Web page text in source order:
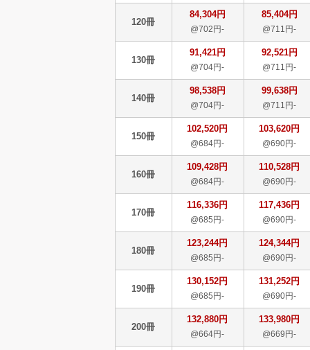
120冊
84,304円
@702円-
85,404円
@711円-
130冊
91,421円
@704円-
92,521円
@711円-
140冊
98,538円
@704円-
99,638円
@711円-
150冊
102,520円
@684円-
103,620円
@690円-
160冊
109,428円
@684円-
110,528円
@690円-
170冊
116,336円
@685円-
117,436円
@690円-
180冊
123,244円
@685円-
124,344円
@690円-
190冊
130,152円
@685円-
131,252円
@690円-
200冊
132,880円
@664円-
133,980円
@669円-